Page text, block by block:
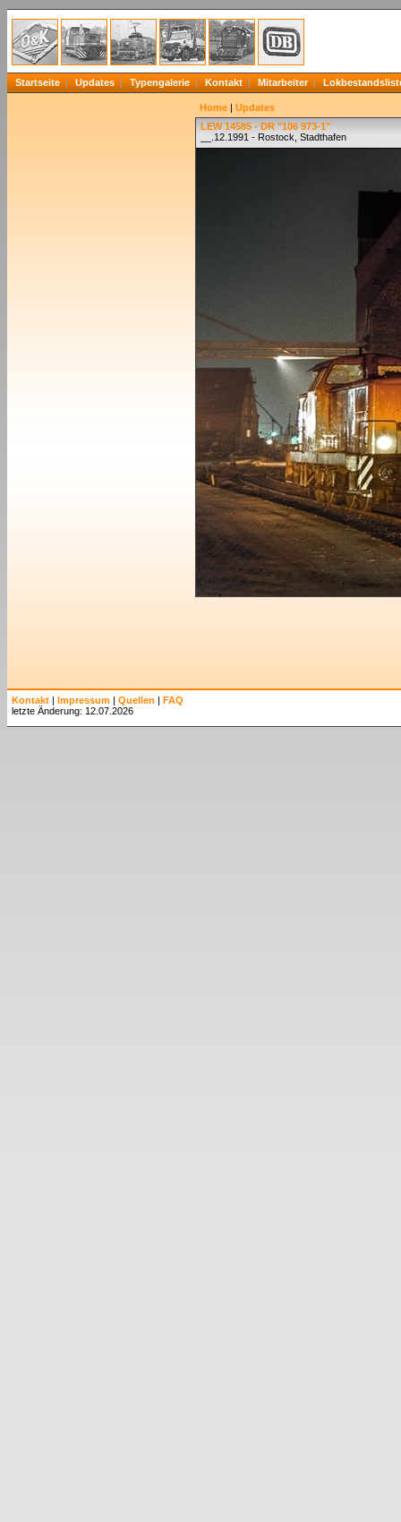
Startseite Updates Typengalerie Kontakt Mitarbeiter
Home | Updates
LEW 14585 - DR "106 973-1"
__.12.1991 - Rostock, Stadthafen
Kontakt | Impressum | Quellen | FAQ
letzte Änderung: 12.07.2026